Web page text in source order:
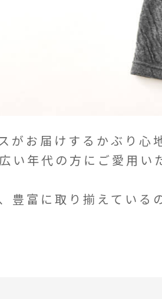
がお届けするかぶり心
い年代の方にご愛用い
豊富に取り揃えている